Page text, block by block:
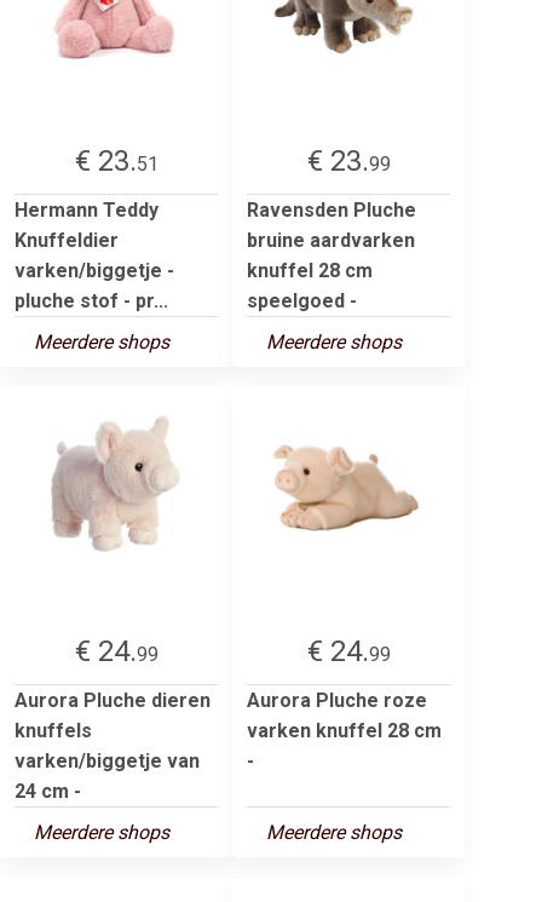
€ 23.51
Hermann Teddy
Knuffeldier
varken/biggetje -
pluche stof - pr...
Meerdere shops
€ 23.99
Ravensden Pluche
bruine aardvarken
knuffel 28 cm
speelgoed -
Meerdere shops
€ 24.99
Aurora Pluche dieren
knuffels
varken/biggetje van
24 cm -
Meerdere shops
€ 24.99
Aurora Pluche roze
varken knuffel 28 cm
-
Meerdere shops